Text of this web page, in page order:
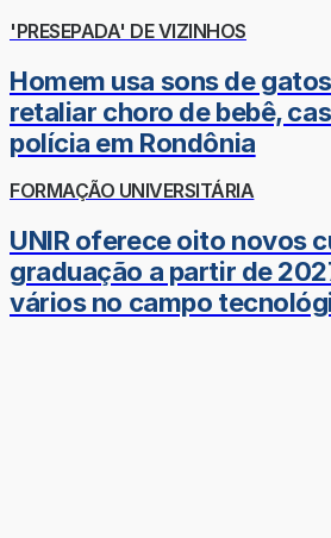
'PRESEPADA' DE VIZINHOS
Homem usa sons de
retaliar choro de bebê,
polícia em Rondônia
FORMAÇÃO UNIVERSITÁRIA
UNIR oferece oito novos
graduação a partir de
vários no campo